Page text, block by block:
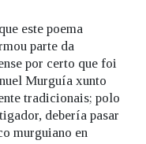
este poema
parte da
por certo que foi
Murguía xunto
tradicionais; polo
debería pasar
murguiano en